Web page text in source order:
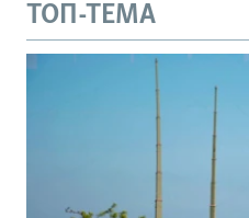
ТОП-ТЕМА